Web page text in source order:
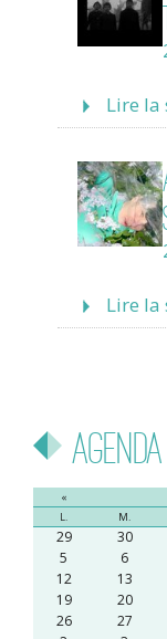
Lire la
Lire la
Agenda
«
L.
M.
29 30
5
6
12
13
19
20
26
27